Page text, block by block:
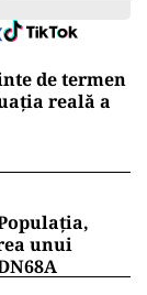
de termen
reală a
unui